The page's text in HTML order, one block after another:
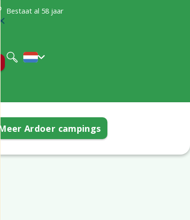
Bestaat al 58 jaar
English
Meer Ardoer campings